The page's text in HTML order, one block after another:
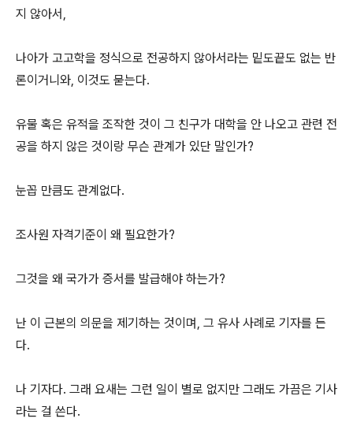
지 않아서,
나아가 고고학을 정식으로 전공하지 않아서라는 밑도끝도 없는 반
론이거니와, 이것도 묻는다.
유물 혹은 유적을 조작한 것이 그 친구가 대학을 안 나오고 관련 전
공을 하지 않은 것이랑 무슨 관계가 있단 말인가?
눈꼽 만큼도 관계없다.
조사원 자격기준이 왜 필요한가?
그것을 왜 국가가 증서를 발급해야 하는가?
난 이 근본의 의문을 제기하는 것이며, 그 유사 사례로 기자를 든
다.
나 기자다. 그래 요새는 그런 일이 별로 없지만 그래도 가끔은 기사
라는 걸 쓴다.